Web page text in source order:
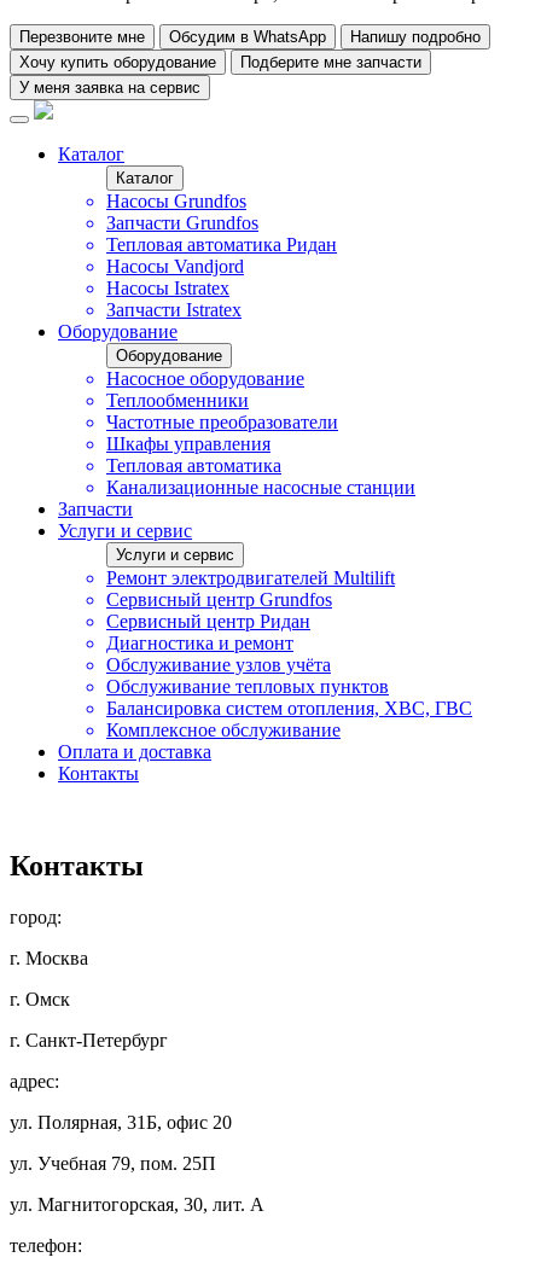
Перезвоните мне Обсудим в WhatsApp
Напишу подробно
Хочу купить оборудование
Подберите мне запчасти
У меня заявка на сервис
Каталог
Каталог
Насосы Grundfos
Запчасти Grundfos
Тепловая автоматика Ридан
Насосы Vandjord
Насосы Istratex
Запчасти Istratex
Оборудование
Оборудование
Насосное оборудование
Теплообменники
Частотные преобразователи
Шкафы управления
Тепловая автоматика
Канализационные насосные станции
Запчасти
Услуги и сервис
Услуги и сервис
Ремонт электродвигателей Multilift
Сервисный центр Grundfos
Сервисный центр Ридан
Диагностика и ремонт
Обслуживание узлов учёта
Обслуживание тепловых пунктов
Балансировка систем отопления, ХВС, ГВС
Комплексное обслуживание
Оплата и доставка
Контакты
Контакты
город:
г. Москва
г. Омск
г. Санкт-Петербург
адрес:
ул. Полярная, 31Б, офис 20
ул. Учебная 79, пом. 25П
ул. Магнитогорская, 30, лит. А
телефон: